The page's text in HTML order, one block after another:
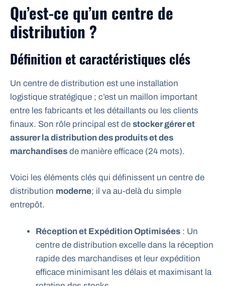
Qu’est-ce qu’un centre de
distribution ?
Définition et caractéristiques clés
Un centre de distribution est une installation
logistique stratégique ; c’est un maillon important
entre les fabricants et les détaillants ou les clients
finaux. Son rôle principal est de stocker gérer et
assurer la distribution des produits et des
marchandises de manière efficace (24 mots).
Voici les éléments clés qui définissent un centre de
distribution moderne; il va au-delà du simple
entrepôt.
Réception et Expédition Optimisées : Un
centre de distribution excelle dans la réception
rapide des marchandises et leur expédition
efficace minimisant les délais et maximisant la